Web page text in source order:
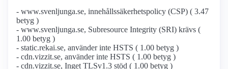
- www.svenljunga.se, innehållssäkerhetspolicy (CSP) ( 3.47
betyg )
- www.svenljunga.se, Subresource Integrity (SRI) krävs (
1.00 betyg )
- static.rekai.se, använder inte HSTS ( 1.00 betyg )
- cdn.vizzit.se, använder inte HSTS ( 1.00 betyg )
- cdn.vizzit.se, Inget TLSv1.3 stöd ( 1.00 betyg )